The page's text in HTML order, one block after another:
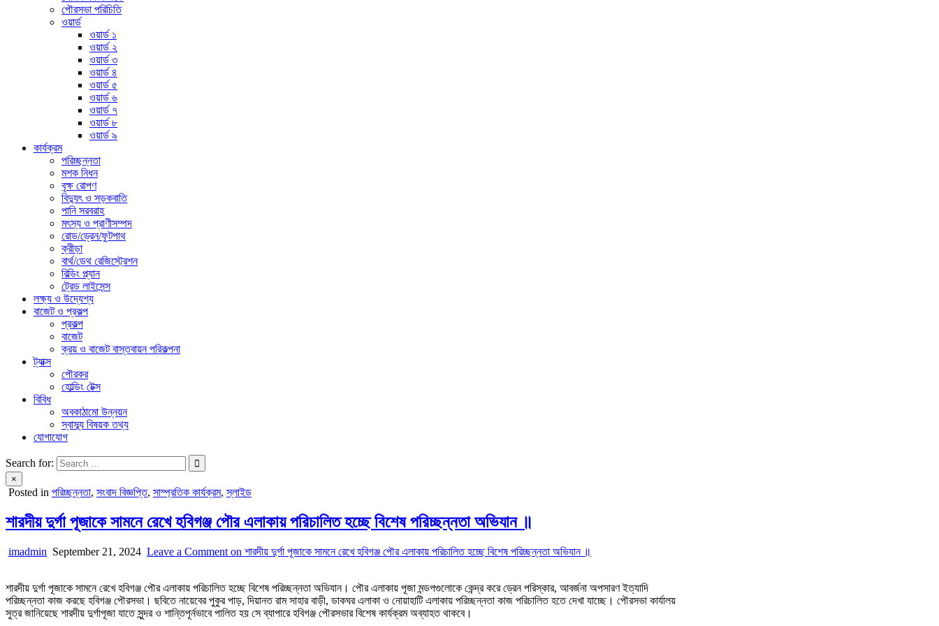
পৌরসভা পরিচিতি
ওয়ার্ড
ওয়ার্ড ১
ওয়ার্ড ২
ওয়ার্ড ৩
ওয়ার্ড ৪
ওয়ার্ড ৫
ওয়ার্ড ৬
ওয়ার্ড ৭
ওয়ার্ড ৮
ওয়ার্ড ৯
কার্যক্রম
পরিচ্ছন্নতা
মশক নিধন
বৃক্ষ রোপণ
বিদ্যুৎ ও সড়কবাতি
পানি সরবরাহ
মৎস্য ও প্রাণীসম্পদ
রোড/ড্রেন/ফুটপাথ
ক্রীড়া
বার্থ/ডেথ রেজিস্ট্রেশন
বিল্ডিং প্ল্যান
ট্রেড লাইসেন্স
লক্ষ্য ও উদ্যেশ্য
বাজেট ও প্রকল্প
প্রকল্প
বাজেট
ক্রয় ও বাজেট বাস্তবায়ন পরিকল্পনা
ট্যাক্স
পৌরকর
হোল্ডিং টেক্স
বিবিধ
অবকাঠামো উন্নয়ন
স্বাস্ব্য বিষয়ক তথ্য
যোগাযোগ
Search for:
×
Posted in পরিচ্ছন্নতা, সংবাদ বিজ্ঞপ্তি, সাম্প্রতিক কার্যক্রম,স্লাইড
শারদীয় দুর্গা পূজাকে সামনে রেখে হবিগঞ্জ পৌর এলাকায় পরিচালিত হচ্ছে বিশেষ পরিচ্ছন্নতা অভিযান ॥
imadmin September 21, 2024 Leave a Comment on শারদীয় দুর্গা পূজাকে সামনে রেখে হবিগঞ্জ পৌর এলাকায় পরিচালিত হচ্ছে বিশেষ পরিচ্ছন্নতা অভিযান ॥
শারদীয় দুর্গা পূজাকে সামনে রেখে হবিগঞ্জ পৌর এলাকায় পরিচালিত হচ্ছে বিশেষ পরিচ্ছন্নতা অভিযান। পৌর এলাকায় পূজা মন্ডপগুলোকে কেন্দ্র করে ড্রেন পরিস্কার, আবর্জনা অপসারণ ইত্যাদি
পরিচ্ছন্নতা কাজ করছে হবিগঞ্জ পৌরসভা। ছবিতে নায়েবের পুকুর পাড়, দিয়ানত রাম সাহার বাড়ী, ডাকঘর এলাকা ও নোয়াহাটি এলাকায় পরিচ্ছন্নতা কাজ পরিচালিত হতে দেখা যাচ্ছে। পৌরসভা কার্যালয়
সুত্র জানিয়েছে শারদীয় দুর্গাপূজা যাতে সুন্দর ও শান্তিপূর্নভাবে পালিত হয় সে ব্যাপারে হবিগঞ্জ পৌরসভার বিশেষ কার্যক্রম অব্যাহত থাকবে।